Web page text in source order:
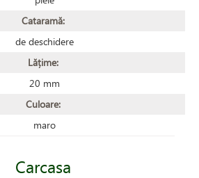
Cataramă:
de deschidere
Lățime:
20 mm
Culoare:
maro
Carcasa